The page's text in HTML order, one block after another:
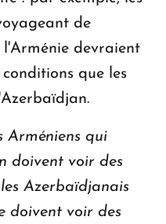
de
devraient
que les
Arméniens qui
doivent voir des
Azerbaïdjanais
doivent voir des